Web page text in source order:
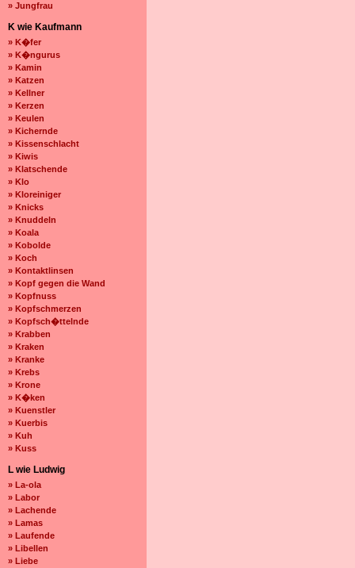
» Jungfrau
K wie Kaufmann
» K�fer
» K�ngurus
» Kamin
» Katzen
» Kellner
» Kerzen
» Keulen
» Kichernde
» Kissenschlacht
» Kiwis
» Klatschende
» Klo
» Kloreiniger
» Knicks
» Knuddeln
» Koala
» Kobolde
» Koch
» Kontaktlinsen
» Kopf gegen die Wand
» Kopfnuss
» Kopfschmerzen
» Kopfsch�ttelnde
» Krabben
» Kraken
» Kranke
» Krebs
» Krone
» K�ken
» Kuenstler
» Kuerbis
» Kuh
» Kuss
L wie Ludwig
» La-ola
» Labor
» Lachende
» Lamas
» Laufende
» Libellen
» Liebe